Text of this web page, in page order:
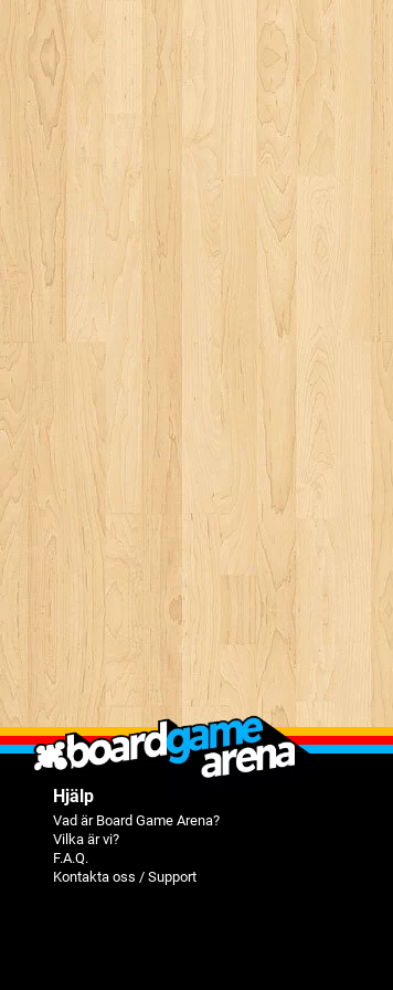
Hjälp
Vad är Board Game Arena?
Vilka är vi?
F.A.Q.
Kontakta oss / Support